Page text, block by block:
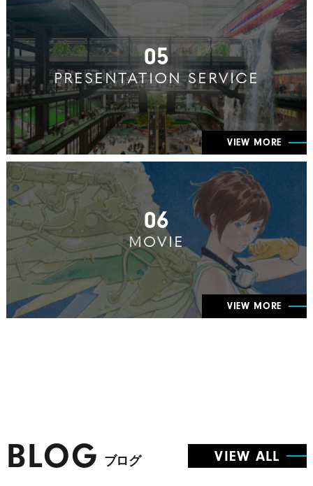
05
PRESENTATION SERVICE
VIEW MORE
06
MOVIE
VIEW MORE
BLOG ブログ VIEW ALL